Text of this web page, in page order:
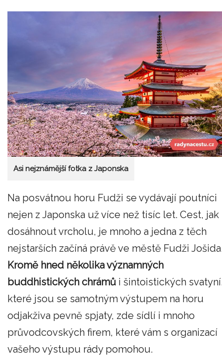
Asi nejznámější fotka z Japonska
Na posvátnou horu Fudži se vydávají poutníci
nejen z Japonska už více než tisíc let. Cest, jak
dosáhnout vrcholu, je mnoho a jedna z těch
nejstarších začíná právě ve městě Fudži
Kromě hned několika významných
buddhistických chrámů i šintoistických
které jsou se samotným výstupem na horu
odjakživa pevně spjaty, zde sídlí i mnoho
průvodcovských firem, které vám s organizací
vašeho výstupu rády pomohou.